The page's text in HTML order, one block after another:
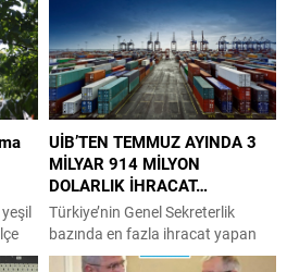
UİB’TEN TEMMUZ AYINDA 3
MİLYAR 914 MİLYON
DOLARLIK İHRACAT…
Türkiye’nin Genel Sekreterlik
bazında en fazla ihracat yapan
ikinci birliği olan Uludağ İhracatçı